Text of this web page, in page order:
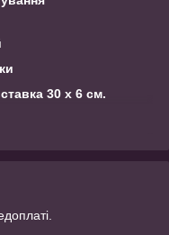
30 х 6 см.